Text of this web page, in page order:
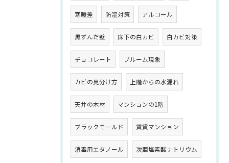
寒暖差 防湿対策 アルコール
黒ずんだ壁 床下の白カビ 白カビ対策
チョコレート ブルーム現象
カビの見分け方 上階からの水漏れ
天井の木材 マンションの1階
ブラックモールド 賃貸マンション
消毒用エタノール 次亜塩素酸ナトリウム